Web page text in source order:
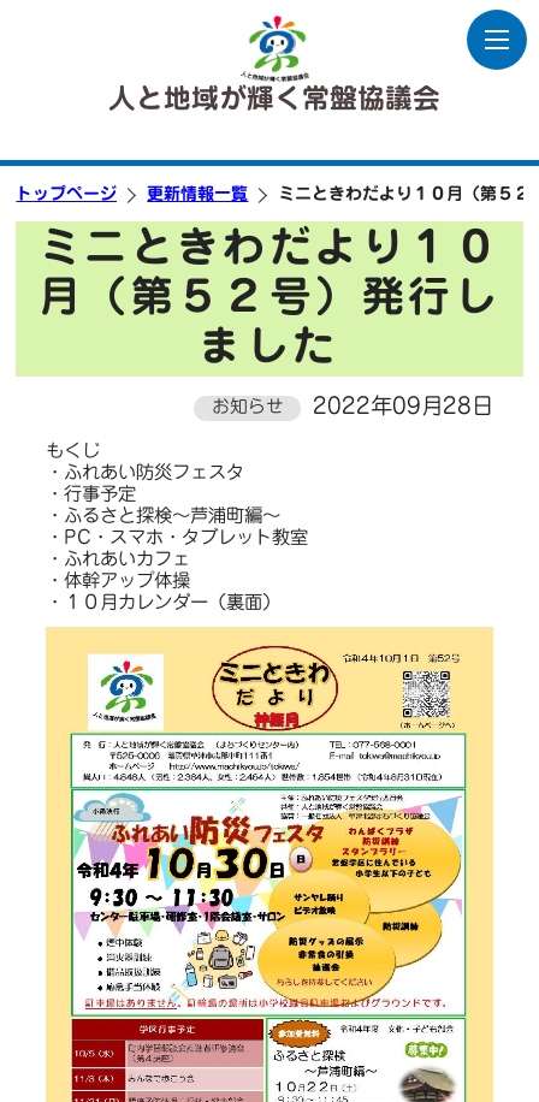
人と地域が輝く常盤協議会
トップページ 更新情報一覧 ミニときわだより１０月（第５２
ミニときわだより１０
月（第５２号）発行し
ました
お知らせ 2022年09月28日
もくじ
・ふれあい防災フェスタ
・行事予定
・ふるさと探検～芦浦町編～
・PC・スマホ・タブレット教室
・ふれあいカフェ
・体幹アップ体操
・１０月カレンダー（裏面）